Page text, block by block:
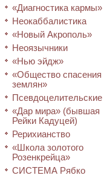
«Диагностика кармы»
Неокаббалистика
«Новый Акрополь»
Неоязычники
«Нью эйдж»
«Общество спасения
землян»
Псевдоцелительские
«Дар мира» (бывшая
Рейки Кадуцей)
Рерихианство
«Школа золотого
Розенкрейца»
СИСТЕМА Рябко